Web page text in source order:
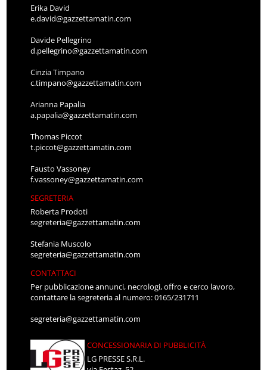
Erika David
e.david@gazzettamatin.com
Davide Pellegrino
d.pellegrino@gazzettamatin.com
Cinzia Timpano
c.timpano@gazzettamatin.com
Arianna Papalia
a.papalia@gazzettamatin.com
Thomas Piccot
t.piccot@gazzettamatin.com
Fausto Vassoney
f.vassoney@gazzettamatin.com
SEGRETERIA
Roberta Prodoti
segreteria@gazzettamatin.com
Stefania Muscolo
segreteria@gazzettamatin.com
CONTATTACI
Per pubblicazione annunci, necrologi, offro e cerco lavoro,
contattare la segreteria al numero: 0165/231711
segreteria@gazzettamatin.com
CONCESSIONARIA DI PUBBLICITÀ
LG PRESSE S.R.L.